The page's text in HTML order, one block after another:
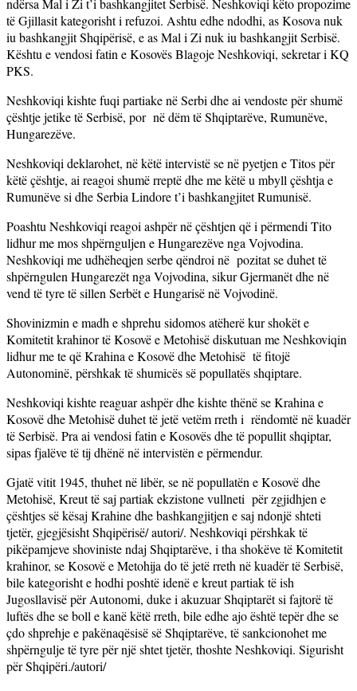
ndërsa Mal i Zi t’i bashkangjitet Serbisë. Neshkoviqi këto propozime
të Gjillasit kategorisht i refuzoi. Ashtu edhe ndodhi, as Kosova nuk
iu bashkangjit Shqipërisë, e as Mal i Zi nuk iu bashkangjit Serbisë.
Kështu e vendosi fatin e Kosovës Blagoje Neshkoviqi, sekretar i KQ
PKS.
Neshkoviqi kishte fuqi partiake në Serbi dhe ai vendoste për shumë
çështje jetike të Serbisë, por në dëm të Shqiptarëve, Rumunëve,
Hungarezëve.
Neshkoviqi deklarohet, në këtë intervistë se në pyetjen e Titos për
këtë çështje, ai reagoi shumë rreptë dhe me këtë u mbyll çështja e
Rumunëve si dhe Serbia Lindore t’i bashkangjitet Rumunisë.
Poashtu Neshkoviqi reagoi ashpër në çështjen që i përmendi Tito
lidhur me mos shpërnguljen e Hungarezëve nga Vojvodina.
Neshkoviqi me udhëheqjen serbe qëndroi në pozitat se duhet të
shpërngulen Hungarezët nga Vojvodina, sikur Gjermanët dhe në
vend të tyre të sillen Serbët e Hungarisë në Vojvodinë.
Shovinizmin e madh e shprehu sidomos atëherë kur shokët e
Komitetit krahinor të Kosovë e Metohisë diskutuan me Neshkoviqin
lidhur me te që Krahina e Kosovë dhe Metohisë të fitojë
Autonominë, përshkak të shumicës së popullatës shqiptare.
Neshkoviqi kishte reaguar ashpër dhe kishte thënë se Krahina e
Kosovë dhe Metohisë duhet të jetë vetëm rreth i rëndomtë në kuadër
të Serbisë. Pra ai vendosi fatin e Kosovës dhe të popullit shqiptar,
sipas fjalëve të tij dhënë në intervistën e përmendur.
Gjatë vitit 1945, thuhet në libër, se në popullatën e Kosovë dhe
Metohisë, Kreut të saj partiak ekzistone vullneti për zgjidhjen e
çështjes së kësaj Krahine dhe bashkangjitjen e saj ndonjë shteti
tjetër, gjegjësisht Shqipërisë/ autori/. Neshkoviqi përshkak të
pikëpamjeve shoviniste ndaj Shqiptarëve, i tha shokëve të Komitetit
krahinor, se Kosovë e Metohija do të jetë rreth në kuadër të Serbisë,
bile kategorisht e hodhi poshtë idenë e kreut partiak të ish
Jugosllavisë për Autonomi, duke i akuzuar Shqiptarët si fajtorë të
luftës dhe se boll e kanë këtë rreth, bile edhe ajo është tepër dhe se
çdo shprehje e pakënaqësisë së Shqiptarëve, të sankcionohet me
shpërngulje të tyre për një shtet tjetër, thoshte Neshkoviqi. Sigurisht
për Shqipëri./autori/